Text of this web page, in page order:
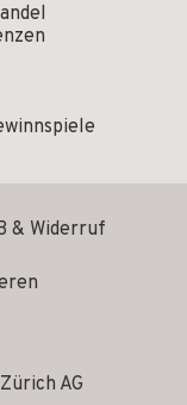
AG
& Widerruf